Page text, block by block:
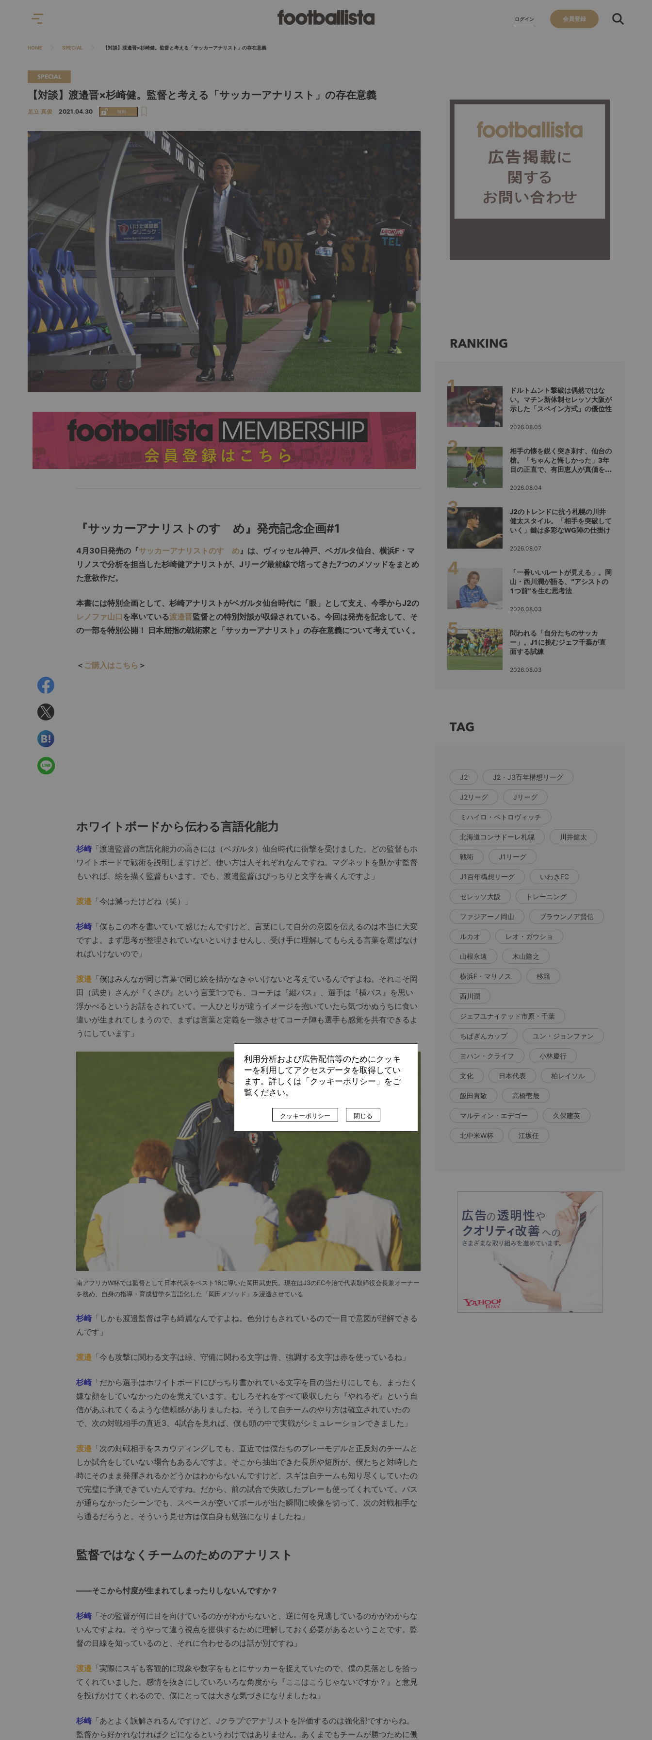
ログイン 会員登録
HOME SPECIAL 【対談】渡邉晋×杉崎健。監督と考える「サッカーアナリスト」の存在意義
SPECIAL
【対談】渡邉晋×杉崎健。監督と考える「サッカーアナリスト」の存在意義
足立 真俊 2021.04.30
『サッカーアナリストのすゝめ』発売記念企画#1
4月30日発売の『サッカーアナリストのすゝめ』は、ヴィッセル神戸、ベガルタ仙台、横浜F・マ
リノスで分析を担当した杉崎健アナリストが、Jリーグ最前線で培ってきた7つのメソッドをまとめ
た意欲作だ。
本書には特別企画として、杉崎アナリストがベガルタ仙台時代に「眼」として支え、今季からJ2の
レノファ山口 を率いている渡邉晋監督との特別対談が収録されている。今回は発売を記念して、そ
の一部を特別公開！ 日本屈指の戦術家と「サッカーアナリスト」の存在意義について考えていく。
＜ ご購入はこちら ＞
ホワイトボードから伝わる言語化能力
杉崎 「渡邉監督の言語化能力の高さには（ベガルタ）仙台時代に衝撃を受けました。どの監督もホ
ワイトボードで戦術を説明しますけど、使い方は人それぞれなんですね。マグネットを動かす監督
もいれば、絵を描く監督もいます。でも、渡邉監督はびっちりと文字を書くんですよ」
渡邉 「今は減ったけどね（笑）」
杉崎 「僕もこの本を書いていて感じたんですけど、言葉にして自分の意図を伝えるのは本当に大変
ですよ。まず思考が整理されていないといけませんし、受け手に理解してもらえる言葉を選ばなけ
ればいけないので」
渡邉 「僕はみんなが同じ言葉で同じ絵を描かなきゃいけないと考えているんですよね。それこそ岡
田（武史）さんが『くさび』という言葉1つでも、コーチは『縦パス』、選手は『横パス』を思い
浮かべるというお話をされていて。一人ひとりが違うイメージを抱いていたら気づかぬうちに食い
違いが生まれてしまうので、まずは言葉と定義を一致させてコーチ陣も選手も感覚を共有できるよ
うにしています」
南アフリカW杯では監督として日本代表をベスト16に導いた岡田武史氏。現在はJ3のFC今治で代表取締役会長兼オーナー
を務め、自身の指導・育成哲学を言語化した「岡田メソッド」を浸透させている
杉崎 「しかも渡邉監督は字も綺麗なんですよね。色分けもされているので一目で意図が理解できる
んです」
渡邉 「今も攻撃に関わる文字は緑、守備に関わる文字は青、強調する文字は赤を使っているね」
杉崎 「だから選手はホワイトボードにびっちり書かれている文字を目の当たりにしても、まったく
嫌な顔をしていなかったのを覚えています。むしろそれをすべて吸収したら『やれるぞ』という自
信があふれてくるような信頼感がありましたね。そうして自チームのやり方は確立されていたの
で、次の対戦相手の直近3、4試合を見れば、僕も頭の中で実戦がシミュレーションできました」
渡邉 「次の対戦相手をスカウティングしても、直近では僕たちのプレーモデルと正反対のチームと
しか試合をしていない場合もあるんですよ。そこから抽出できた長所や短所が、僕たちと対峙した
時にそのまま発揮されるかどうかはわからないんですけど、スギは自チームも知り尽くしていたの
で完璧に予測できていたんですね。だから、前の試合で失敗したプレーも使ってくれていて。パス
が通らなかったシーンでも、スペースが空いてボールが出た瞬間に映像を切って、次の対戦相手な
ら通るだろうと。そういう見せ方は僕自身も勉強になりましたね」
監督ではなくチームのためのアナリスト
――そこから忖度が生まれてしまったりしないんですか？
杉崎 「その監督が何に目を向けているのかがわからないと、逆に何を見逃しているのかがわからな
いんですよね。そうやって違う視点を提供するために理解しておく必要があるということです。監
督の目線を知っているのと、それに合わせるのは話が別ですね」
渡邉 「実際にスギも客観的に現象や数字をもとにサッカーを捉えていたので、僕の見落としを拾っ
てくれていました。感情を抜きにしていろいろな角度から『ここはこうじゃないですか？』と意見
を投げかけてくれるので、僕にとっては大きな気づきになりましたね」
杉崎 「あとよく誤解されるんですけど、Jクラブでアナリストを評価するのは強化部ですからね。
監督から好かれなければクビになるというわけではありません。あくまでもチームが勝つために働
RANKING
ドルトムント撃破は偶然ではな
い。マチン新体制セレッソ大阪が
示した「スペイン方式」の優位性
2026.08.05
相手の懐を鋭く突き刺す、仙台の
槍。「ちゃんと悔しかった」3年
目の正直で、有田恵人が真価を示
2026.08.04
J2のトレンドに抗う札幌の川井
健太スタイル。「相手を突破して
いく」鍵は多彩なWG陣の仕掛け
2026.08.07
「一番いいルートが見える」。岡
山・西川潤が語る、“アシストの
1つ前”を生む思考法
2026.08.03
問われる「自分たちのサッカ
ー」。J1に挑むジェフ千葉が直
面する試練
2026.08.03
TAG
J2 J2・J3百年構想リーグ
J2リーグ Jリーグ
ミハイロ・ペトロヴィッチ
北海道コンサドーレ札幌 川井健太
戦術 J1リーグ
J1百年構想リーグ いわきFC
セレッソ大阪 トレーニング
ファジアーノ岡山 ブラウンノア賢信
ルカオ レオ・ガウショ
山根永遠 木山隆之
横浜F・マリノス 移籍
西川潤
ジェフユナイテッド市原・千葉
ちばぎんカップ ユン・ジョンファン
ヨハン・クライフ 小林慶行
文化 日本代表 柏レイソル
飯田貴敬 高橋壱晟
マルティン・エデゴー 久保建英
北中米W杯 江坂任
利用分析および広告配信等のためにクッキ
ーを利用してアクセスデータを取得してい
ます。詳しくは「クッキーポリシー」をご
覧ください。
クッキーポリシー 閉じる